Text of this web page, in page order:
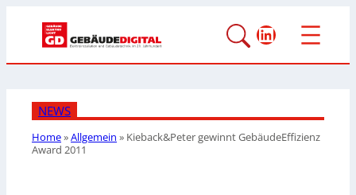
LinkedIn
NEWS
Home»Allgemein » Kieback&Peter gewinnt GebäudeEffizienz
Award 2011